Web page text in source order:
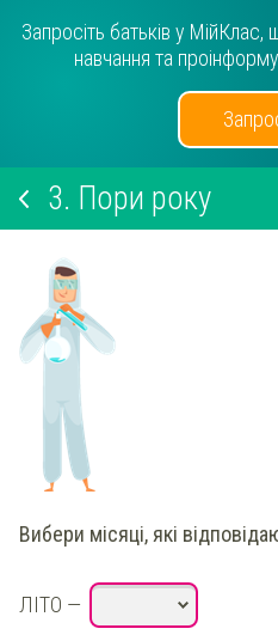
Запросіть батьків у
навчання та
3. Пори року
Вибери місяці, які
ЛІТО —